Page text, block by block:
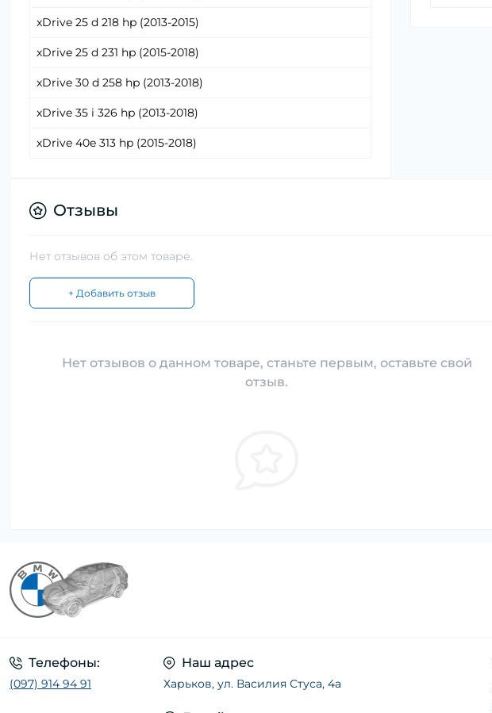
xDrive 25 d 218 hp (2013-2015)
xDrive 25 d 231 hp (2015-2018)
xDrive 30 d 258 hp (2013-2018)
xDrive 35 i 326 hp (2013-2018)
xDrive 40e 313 hp (2015-2018)
Отзывы
Нет отзывов об этом товаре.
+ Добавить отзыв
Нет отзывов о данном товаре, станьте первым, оставьте свой
отзыв.
Телефоны:
(097) 914 94 91
Наш адрес
Харьков, ул. Василия Стуса, 4а